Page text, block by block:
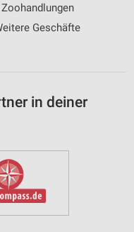
Zoohandlungen
Geschäfte
in deiner